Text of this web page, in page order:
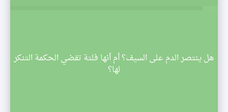
هل ينتصر الدم على السيف؟ أم أنها فلتة تقضي الحكمة التنكر
لها؟